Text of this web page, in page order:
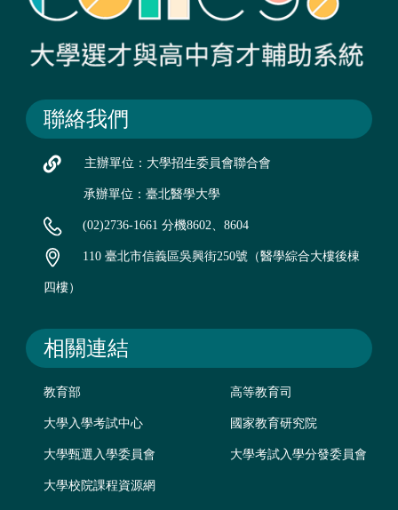
聯絡我們
主辦單位：大學招生委員會聯合會
承辦單位：臺北醫學大學
(02)2736-1661 分機8602、8604
110 臺北市信義區吳興街250號（醫學綜合大樓後棟
四樓）
相關連結
教育部 高等教育司
大學入學考試中心 國家教育研究院
大學甄選入學委員會 大學考試入學分發委員會
大學校院課程資源網